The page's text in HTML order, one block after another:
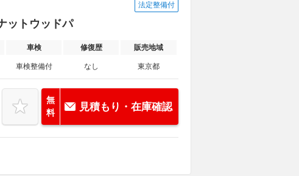
法定整備付
ットウッドパ
車検 修復歴 販売地域
車検整備付 なし 東京都
無
料
見積もり・在庫確認